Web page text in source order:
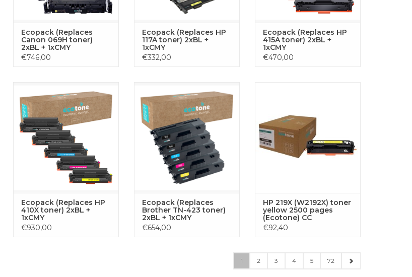
Ecopack (Replaces
Canon 069H toner)
2xBL + 1xCMY
€746,00
Ecopack (Replaces HP
117A toner) 2xBL +
1xCMY
€332,00
ZUM WARENKORB HINZUFÜGEN
Ecopack (Replaces HP
415A toner) 2xBL +
1xCMY
€470,00
alle vier kleuren die je nodig hebt
voor ononderbroken printen
met je HP printer. De set bestaat
uit 2x zwart, 1x cyaan, 1x geel en
1x magenta toners,
geoptimaliseerd voor uitstekende
prestaties en scherpe resultaten.
ZUM WARENKORB HINZUFÜGEN
Ecopack (Replaces HP
410X toner) 2xBL +
1xCMY
€930,00
enthält alle vier Farben für
unterbrechungsfreies Drucken
mit deinem Brother-Drucker: 2x
Schwarz, je 1x Cyan, Gelb und
Magenta – für beste Ergebnisse.
ZUM WARENKORB HINZUFÜGEN
Ecopack (Replaces
Brother TN-423 toner)
2xBL + 1xCMY
€654,00
HP 219X (W2192X) toner
yellow 2500 pages
(Ecotone) CC
€92,40
1 2 3 4 5 72